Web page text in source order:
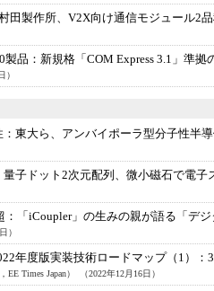
田製作所、V2X向け通信モジュール2
品： 新規格「COM Express 3.1」準拠
）
東大ら、アンバイポーラ型分子性半
量子ドット2次元配列、微小磁石で電子
「iCoupler」の生みの親が語る「デ
）
年度版実装技術ロードマップ（1）：
EE Times Japan） （2022年12月16日）